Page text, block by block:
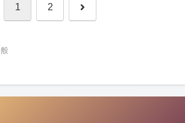
1 2 次